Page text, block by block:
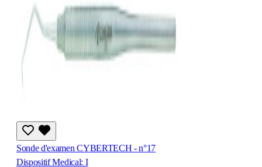
Sonde d'examen CYBERTECH - n°17
Dispositif Medical: I